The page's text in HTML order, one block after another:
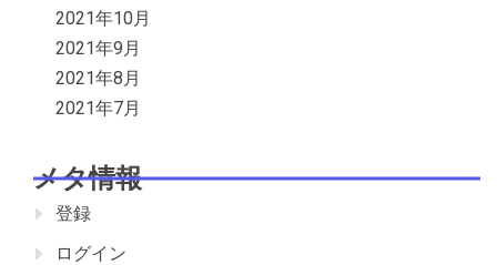
2021年10月
2021年9月
2021年8月
2021年7月
メタ情報
登録
ログイン